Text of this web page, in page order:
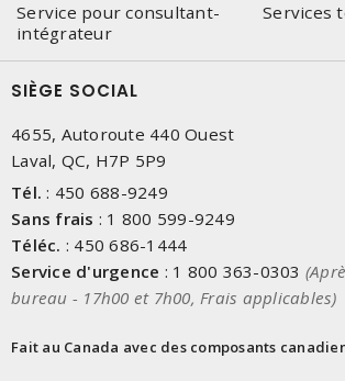
Service pour consultant-
intégrateur
Services
SIÈGE SOCIAL
4655, Autoroute 440 Ouest
Laval, QC, H7P 5P9
Tél. : 450 688-9249
Sans frais : 1 800 599-9249
Téléc. : 450 686-1444
Service d'urgence : 1 800 363-0303
bureau - 17h00 et 7h00, Frais applicables)
Fait au Canada avec des composants